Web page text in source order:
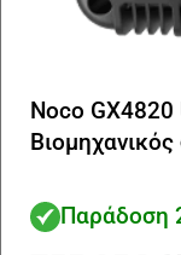
Noco
Παράδοση